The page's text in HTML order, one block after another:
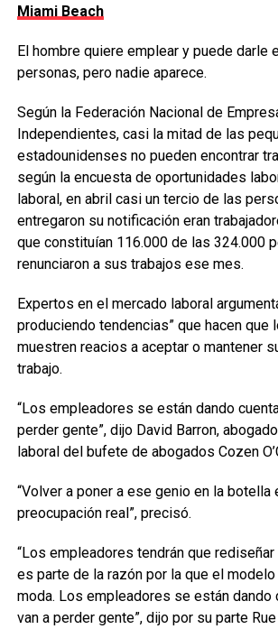
Miami Beach
El hombre quiere emplear y puede darle
personas, pero nadie aparece.
Según la Federación Nacional de
Independientes, casi la mitad de las
estadounidenses no pueden encontrar
según la encuesta de oportunidades
laboral, en abril casi un tercio de las
entregaron su notificación eran
que constituían 116.000 de las 324.000
renunciaron a sus trabajos ese mes.
Expertos en el mercado laboral
produciendo tendencias” que hacen
muestren reacios a aceptar o mantener
trabajo.
“Los empleadores se están dando
perder gente”, dijo David Barron,
laboral del bufete de abogados Cozen
“Volver a poner a ese genio en la botella
preocupación real”, precisó.
“Los empleadores tendrán que rediseñar
es parte de la razón por la que el
moda. Los empleadores se están dando
van a perder gente”, dijo por su parte